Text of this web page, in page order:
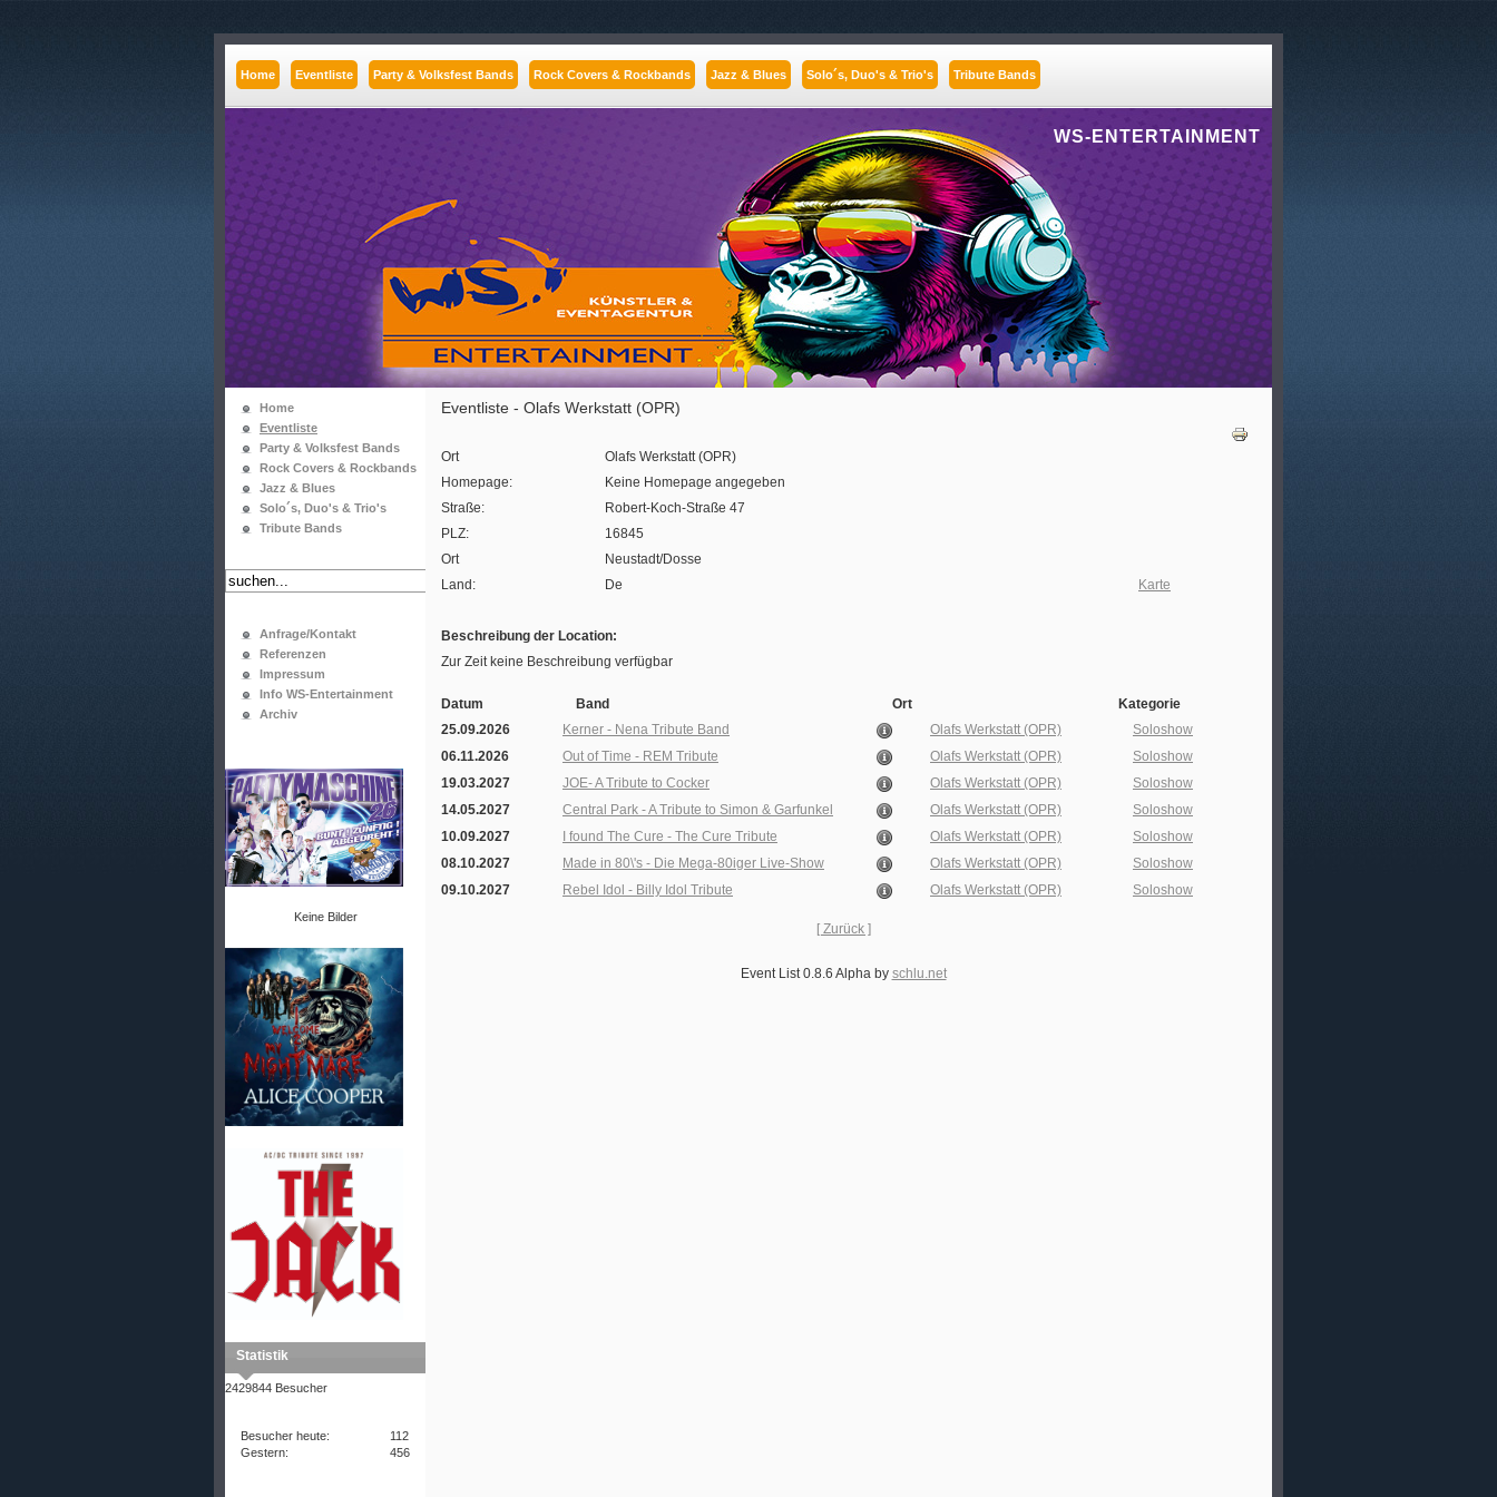
Home Eventliste Party & Volksfest Bands Rock Covers & Rockbands Jazz & Blues Solo´s, Duo's & Trio's Tribute Bands
WS-ENTERTAINMENT
Home
Eventliste
Party & Volksfest Bands
Rock Covers & Rockbands
Jazz & Blues
Solo´s, Duo's & Trio's
Tribute Bands
Anfrage/Kontakt
Referenzen
Impressum
Info WS-Entertainment
Archiv
Keine Bilder
Statistik
2429844 Besucher
Besucher heute:
112
Gestern:
456
Eventliste - Olafs Werkstatt (OPR)
Ort
Olafs Werkstatt (OPR)
Homepage:
Keine Homepage angegeben
Straße:
Robert-Koch-Straße 47
PLZ:
16845
Ort
Neustadt/Dosse
Land:
De Karte
Beschreibung der Location:
Zur Zeit keine Beschreibung verfügbar
Datum Band Ort
Kategorie
25.09.2026
Kerner - Nena Tribute Band Olafs Werkstatt (OPR)
Soloshow
06.11.2026
Out of Time - REM Tribute Olafs Werkstatt (OPR)
Soloshow
19.03.2027
JOE- A Tribute to Cocker Olafs Werkstatt (OPR)
Soloshow
14.05.2027
Central Park - A Tribute to Simon & Garfunkel Olafs Werkstatt (OPR)
Soloshow
10.09.2027
I found The Cure - The Cure Tribute Olafs Werkstatt (OPR)
Soloshow
08.10.2027
Made in 80\'s - Die Mega-80iger Live-Show Olafs Werkstatt (OPR)
Soloshow
09.10.2027
Rebel Idol - Billy Idol Tribute Olafs Werkstatt (OPR) Soloshow
[ Zurück ]
Event List 0.8.6 Alpha by schlu.net